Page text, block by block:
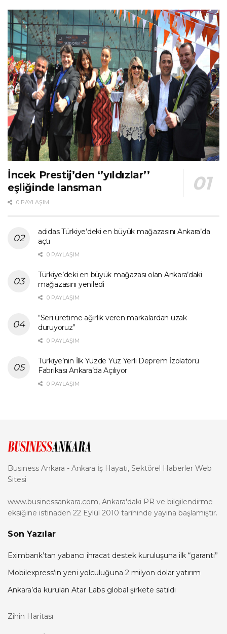
İncek Prestij’den ‘’yıldızlar’’
eşliğinde lansman
0 PAYLAŞIM
adidas Türkiye’deki en büyük mağazasını Ankara’da
açtı
0 PAYLAŞIM
Türkiye’deki en büyük mağazası olan Ankara’daki
mağazasını yeniledi
0 PAYLAŞIM
“Seri üretime ağırlık veren markalardan uzak
duruyoruz”
0 PAYLAŞIM
Türkiye’nin İlk Yüzde Yüz Yerli Deprem İzolatörü
Fabrikası Ankara’da Açılıyor
0 PAYLAŞIM
Business Ankara - Ankara İş Hayatı, Sektörel Haberler Web
Sitesi
www.businessankara.com, Ankara'daki PR ve bilgilendirme
eksiğine istinaden 22 Eylül 2010 tarihinde yayına başlamıştır.
Son Yazılar
Eximbank’tan yabancı ihracat destek kuruluşuna ilk “garanti”
Mobilexpress’in yeni yolculuğuna 2 milyon dolar yatırım
Ankara’da kurulan Atar Labs global şirkete satıldı
Zihin Haritası